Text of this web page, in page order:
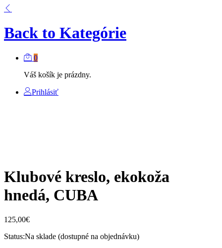
Back to Kategórie
0
Váš košík je prázdny.
Prihlásiť
Klubové kreslo, ekokoža
hnedá, CUBA
125,00€
Status:Na sklade (dostupné na objednávku)